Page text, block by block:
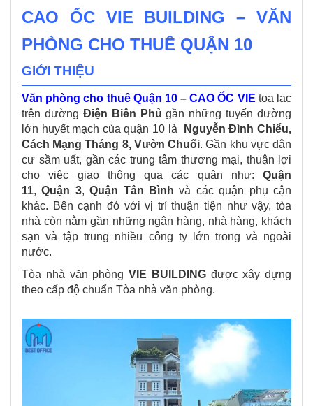
CAO ỐC VIE BUILDING – VĂN
PHÒNG CHO THUÊ QUẬN 10
GIỚI THIỆU
Văn phòng cho thuê Quận 10–CAO ỐC VIE tọa lạc
trên đường Điện Biên Phủ gần những tuyến đường
lớn huyết mạch của quận 10 là
Nguyễn Đình Chiểu,
Cách Mạng Tháng 8, Vườn Chuối. Gần khu vực dân
cư sầm uất, gần các trung tâm thương mại, thuận lợi
cho việc giao thông qua các quận như: Quận
11,Quận 3,Quận Tân Bình và các quận phụ cận
khác. Bên cạnh đó với vị trí thuận tiện như vậy, tòa
nhà còn nằm gần những ngân hàng, nhà hàng, khách
sạn và tập trung nhiều công ty lớn trong và ngoài
nước.
Tòa nhà văn phòng VIE BUILDINGđược xây dựng
theo cấp độ chuẩn Tòa nhà văn phòng.